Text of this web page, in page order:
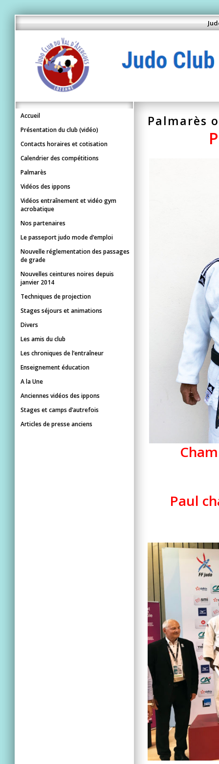
Palmarès
Paul
Accueil
Présentation du club (vidéo)
Contacts horaires et cotisation
Calendrier des compétitions
Palmarès
Vidéos des ippons
Vidéos entraînement et vidéo gym
acrobatique
Nos partenaires
Le passeport judo mode d’emploi
Nouvelle réglementation des passages
de grade
Nouvelles ceintures noires depuis
janvier 2014
Techniques de projection
Stages séjours et animations
Divers
Les amis du club
Les chroniques de l’entraîneur
Enseignement éducation
A la Une
Anciennes vidéos des ippons
Stages et camps d’autrefois
Articles de presse anciens